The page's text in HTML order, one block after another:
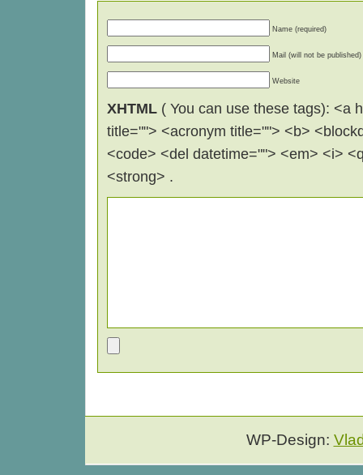
Name (required)
Mail (will not be published)
Website
XHTML ( You can use these tags): <a
title=""> <acronym title=""> <b>
<code> <del datetime=""> <em> <i>
<strong> .
WP-Design: